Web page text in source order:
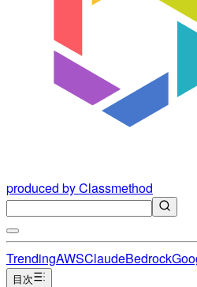
produced by Classmethod
TrendingAWSClaudeBedrock
目次